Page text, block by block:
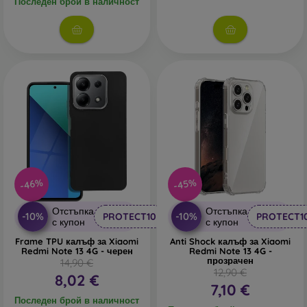
В нашия онлайн магазин
ще намерите десетки
интересни калъфи за телефони, изработени от различни
материали. Просто изберете този, който е за вас.
-46%
-10%
Отстъпка
с купон
PROTECT10
Frame TPU калъф за Xiaomi
Redmi Note 13 4G - черен
14,90 €
8,02 €
Последен брой в наличност
-45%
-10%
Отстъпка
с купон
Anti Shock калъф за Xiaomi
Redmi Note 13 4G -
прозрачен
12,90 €
7,10 €